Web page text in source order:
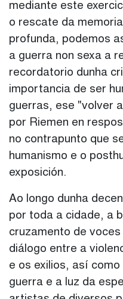
mediante este
o rescate da
profunda, podemos
a guerra non sexa a
recordatorio dunha
importancia de ser
guerras, ese "volver
por Riemen en
no contrapunto que
humanismo e o
exposición.
Ao longo dunha
por toda a cidade, a
cruzamento de
diálogo entre a
e os exilios, así
guerra e a luz da